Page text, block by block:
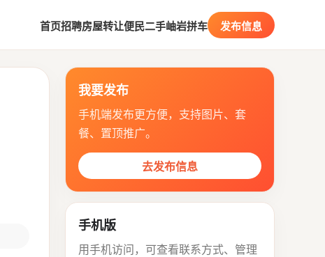
首页招聘房屋转让便民二手岫岩拼车 发布信息
我要发布
手机端发布更方便，支持图片、套
餐、置顶推广。
去发布信息
手机版
用手机访问，可查看联系方式、管理